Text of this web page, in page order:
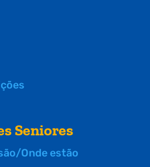
Seniores
Onde estão